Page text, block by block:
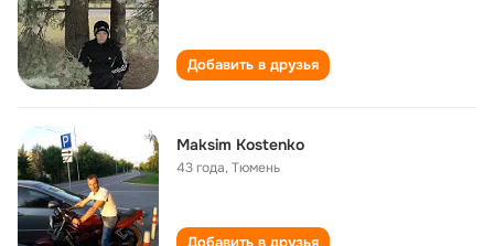
Добавить в друзья
Maksim Kostenko
43 года,Тюмень
Добавить в друзья